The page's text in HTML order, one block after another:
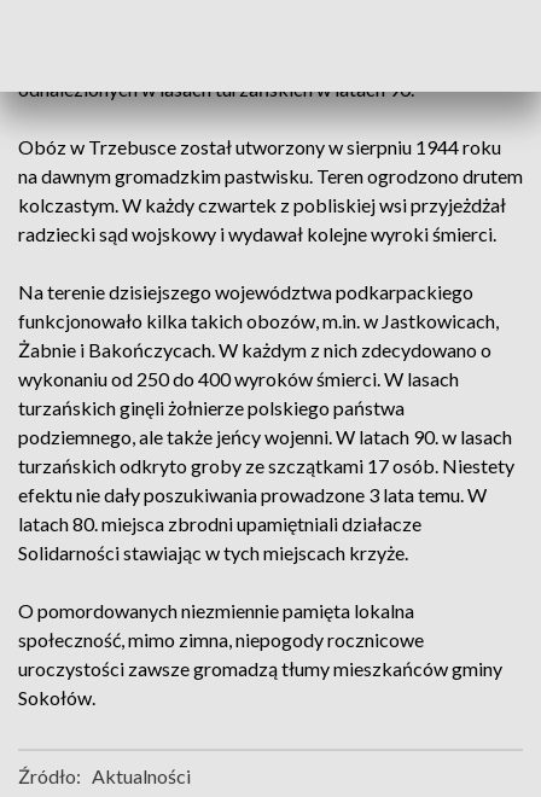
odnalezionych w lasach turzańskich w latach 90.
Obóz w Trzebusce został utworzony w sierpniu 1944 roku
na dawnym gromadzkim pastwisku. Teren ogrodzono drutem
kolczastym. W każdy czwartek z pobliskiej wsi przyjeżdżał
radziecki sąd wojskowy i wydawał kolejne wyroki śmierci.
Na terenie dzisiejszego województwa podkarpackiego
funkcjonowało kilka takich obozów, m.in. w Jastkowicach,
Żabnie i Bakończycach. W każdym z nich zdecydowano o
wykonaniu od 250 do 400 wyroków śmierci. W lasach
turzańskich ginęli żołnierze polskiego państwa
podziemnego, ale także jeńcy wojenni. W latach 90. w lasach
turzańskich odkryto groby ze szczątkami 17 osób. Niestety
efektu nie dały poszukiwania prowadzone 3 lata temu. W
latach 80. miejsca zbrodni upamiętniali działacze
Solidarności stawiając w tych miejscach krzyże.
O pomordowanych niezmiennie pamięta lokalna
społeczność, mimo zimna, niepogody rocznicowe
uroczystości zawsze gromadzą tłumy mieszkańców gminy
Sokołów.
Źródło: Aktualności